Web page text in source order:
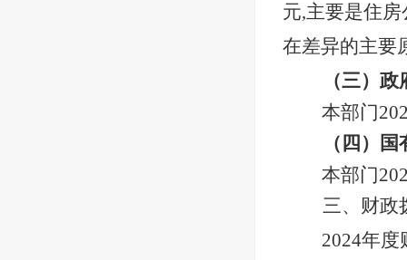
元,主要是住
在差异的主要
（三）
本部门
（四）
本部门
三、财政
2024年度